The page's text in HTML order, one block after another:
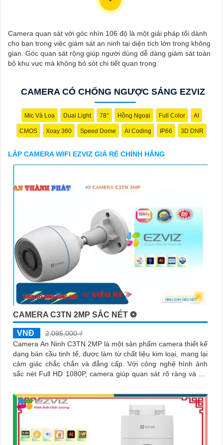
với mức giá rất hấp dẫn. Với thiết kế hiện đại, dễ dàng lắp đặt và
kết nối thông minh qua Wifi, Camera Wifi Ezviz sẽ giúp bạn giám
điện thoại thông minh.
Không chỉ vậy, sản phẩm cũng mang lại chất lượng hình ảnh sắc
nét và độ phân giải cao, cho phép bạn theo dõi mọi hoạt động
một cách dễ dàng. Đừng bỏ lỡ cơ hội sở hữu Camera Wifi Ezviz
Hy vọng đoạn văn trên sẽ giúp bạn trong việc giới thiệu sản
Camera quan sát với góc nhìn 106 độ là một giải pháp tối dành
cho bạn trong việc giám sát an ninh tại diện tích lớn trong không
gian. Góc quan sát rộng giúp người dùng dễ dàng giám sát toàn
bộ khu vực mà không bỏ sót chi tiết quan trọng.
CAMERA CÓ CHỐNG NGƯỢC SÁNG EZVIZ
Mic Và Loa Dual Light 78° Hồng Ngoại Full Color AI
CMOS Xoay 360 Speed Dome AI Coding IP66 3D DNR
LẮP CAMERA WIFI EZVIZ GIÁ RẺ CHÍNH HÃNG
CAMERA C3TN 2MP SẮC NÉT ❂
VNĐ
2,095,000 ₫
Camera An Ninh C3TN 2MP là một sản phẩm camera thiết kế
dạng bán cầu tinh tế, được làm từ chất liệu kim loại, mang lại
cảm giác chắc chắn và đẳng cấp. Với công nghệ hình ảnh
sắc nét Full HD 1080P, camera giúp quan sát rõ ràng và chi